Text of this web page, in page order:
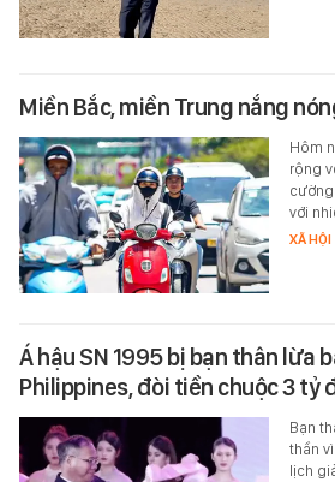
Miền Bắc, miền Trung nắng
Hôm
rộng
với
XÃ HỘI
Á hậu SN 1995 bị bạn thân lừa
Philippines, đòi tiền chuộc 3 tỷ
Bạn
thần
lịch